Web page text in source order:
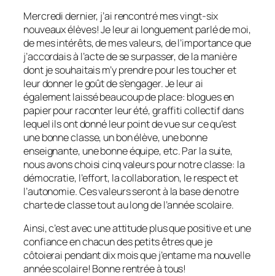
Mercredi dernier, j’ai rencontré mes vingt-six
nouveaux élèves! Je leur ai longuement parlé de moi,
de mes intérêts, de mes valeurs, de l’importance que
j’accordais à l’acte de se surpasser, de la manière
dont je souhaitais m’y prendre pour les toucher et
leur donner le goût de s’engager. Je leur ai
également laissé beaucoup de place: blogues en
papier pour raconter leur été, graffiti collectif dans
lequel ils ont donné leur point de vue sur ce qu’est
une bonne classe, un bon élève, une bonne
enseignante, une bonne équipe, etc. Par la suite,
nous avons choisi cinq valeurs pour notre classe: la
démocratie, l’effort, la collaboration, le respect et
l’autonomie. Ces valeurs seront à la base de notre
charte de classe tout au long de l’année scolaire.
Ainsi, c’est avec une attitude plus que positive et une
confiance en chacun des petits êtres que je
côtoierai pendant dix mois que j’entame ma nouvelle
année scolaire! Bonne rentrée à tous!